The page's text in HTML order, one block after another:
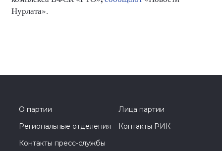
Нурлата».
О партии
Лица партии
Региональные отделения
Контакты РИК
Контакты пресс-службы